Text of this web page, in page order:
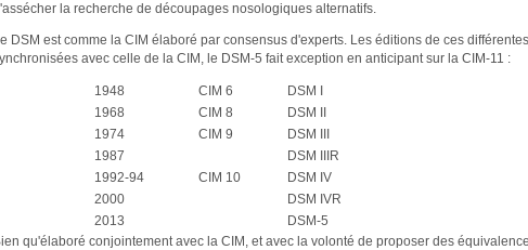
la recherche de découpages nosologiques alternatifs.
DSM est comme la CIM élaboré par consensus d'experts. Les éditions de ces
avec celle de la CIM, le DSM-5 fait exception en anticipant sur la CIM-11 :
1948 CIM 6
DSM I
1968
CIM 8
DSM II
1974
CIM 9
DSM III
1987
DSM IIIR
1992-94
CIM 10
DSM IV
2000
DSM IVR
2013
DSM-5
qu'élaboré conjointement avec la CIM, et avec la volonté de proposer des